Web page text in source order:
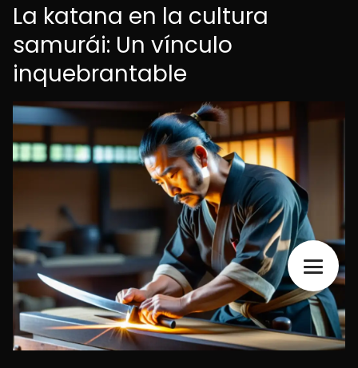
La katana en la cultura
samurái: Un vínculo
inquebrantable